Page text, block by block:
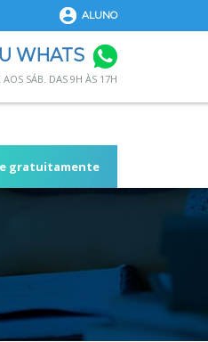
ALUNO
WHATS
SÁB. DAS 9H ÀS 17H
gratuitamente